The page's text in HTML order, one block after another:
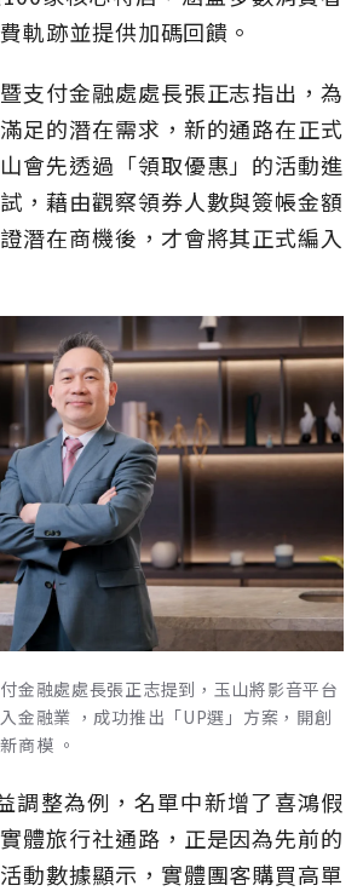
軌跡並提供加碼回饋。
支付金融處處長張正志指出，為
足的潛在需求，新的通路在正式
會先透過「領取優惠」的活動進
，藉由觀察領券人數與簽帳金額
潛在商機後，才會將其正式編入
金融處處長張正志提到，玉山將影音平台
金融業 ，成功推出「UP選」方案，開創
商模 。
調整為例，名單中新增了喜鴻假
體旅行社通路，正是因為先前的
動數據顯示，實體團客購買高單